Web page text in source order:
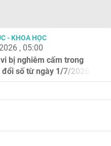
- KHOA HỌC
, 05:00
bị nghiêm cấm trong
số từ ngày 1/7/2026